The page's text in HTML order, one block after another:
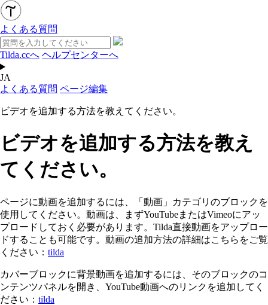
よくある質問
Tilda.ccへ ヘルプセンターへ
JA
よくある質問 ページ編集
ビデオを追加する方法を教えてください。
ビデオを追加する方法を教え
てください。
ページに動画を追加するには、「動画」カテゴリのブロックを
使用してください。動画は、まずYouTubeまたはVimeoにアッ
プロードしておく必要があります。Tilda直接動画をアップロー
ドすることも可能です。動画の追加方法の詳細はこちらをご覧
ください： tilda
カバーブロックに背景動画を追加するには、そのブロックのコ
ンテンツパネルを開き、YouTube動画へのリンクを追加してく
ださい： tilda